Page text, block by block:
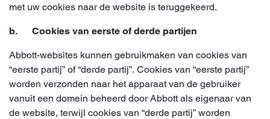
met uw cookies naar de website is teruggekeerd.
b. Cookies van eerste of derde partijen
Abbott-websites kunnen gebruikmaken van cookies van
“eerste partij” of “derde partij”. Cookies van “eerste partij”
worden verzonden naar het apparaat van de gebruiker
vanuit een domein beheerd door Abbott als eigenaar van
de website, terwijl cookies van “derde partij” worden